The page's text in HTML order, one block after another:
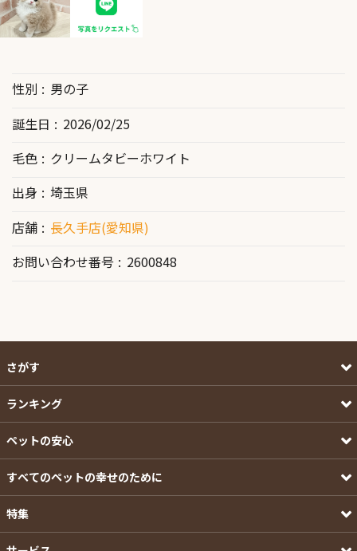
性別
男の子
誕生日
2026/02/25
毛色
クリームタビーホワイト
出身
埼玉県
店舗
長久手店(愛知県)
お問い合わせ番号
2600848
さがす
ランキング
ペットの安心
すべてのペットの幸せのために
特集